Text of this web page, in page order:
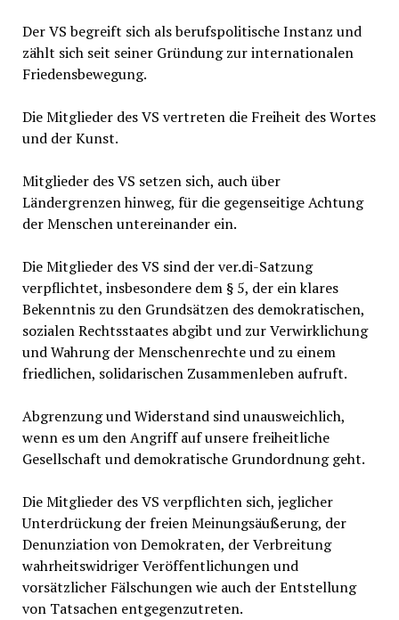
Der VS begreift sich als berufspolitische Instanz und
zählt sich seit seiner Gründung zur internationalen
Friedensbewegung.
Die Mitglieder des VS vertreten die Freiheit des Wortes
und der Kunst.
Mitglieder des VS setzen sich, auch über
Ländergrenzen hinweg, für die gegenseitige Achtung
der Menschen untereinander ein.
Die Mitglieder des VS sind der ver.di-Satzung
verpflichtet, insbesondere dem § 5, der ein klares
Bekenntnis zu den Grundsätzen des demokratischen,
sozialen Rechtsstaates abgibt und zur Verwirklichung
und Wahrung der Menschenrechte und zu einem
friedlichen, solidarischen Zusammenleben aufruft.
Abgrenzung und Widerstand sind unausweichlich,
wenn es um den Angriff auf unsere freiheitliche
Gesellschaft und demokratische Grundordnung geht.
Die Mitglieder des VS verpflichten sich, jeglicher
Unterdrückung der freien Meinungsäußerung, der
Denunziation von Demokraten, der Verbreitung
wahrheitswidriger Veröffentlichungen und
vorsätzlicher Fälschungen wie auch der Entstellung
von Tatsachen entgegenzutreten.